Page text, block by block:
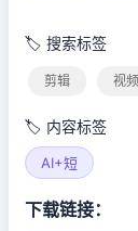
🏷️ 搜索标签
剪辑 视频
🏷️ 内容标签
AI+短
下载链接：